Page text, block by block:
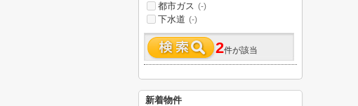
都市ガス (-)
下水道 (-)
2件が該当
新着物件